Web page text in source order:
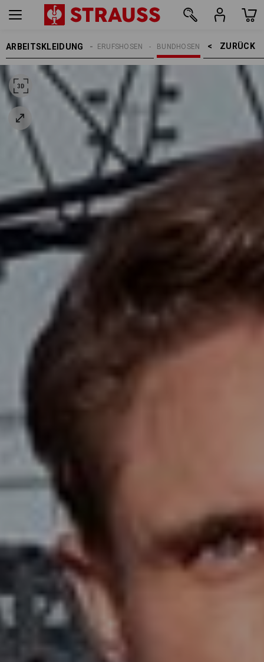
ARBEITSKLEIDUNG ZURÜCK    >
BUNDHOSEN
BERUFSHOSEN
ARBEITSHOSEN